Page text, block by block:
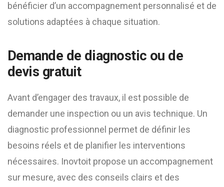
bénéficier d’un accompagnement personnalisé et de
solutions adaptées à chaque situation.
Demande de diagnostic ou de
devis gratuit
Avant d’engager des travaux, il est possible de
demander une inspection ou un avis technique. Un
diagnostic professionnel permet de définir les
besoins réels et de planifier les interventions
nécessaires. Inovtoit propose un accompagnement
sur mesure, avec des conseils clairs et des